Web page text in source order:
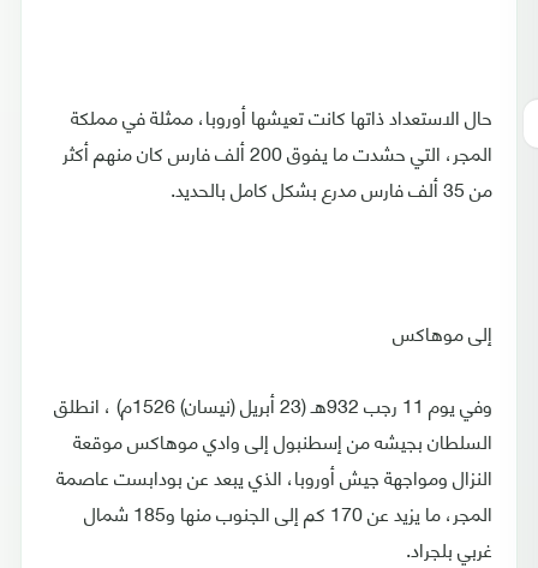
حال الاستعداد ذاتها كانت تعيشها أوروبا، ممثلة في مملكة
المجر، التي حشدت ما يفوق 200 ألف فارس كان منهم أكثر
من 35 ألف فارس مدرع بشكل كامل بالحديد.
إلى موهاكس
وفي يوم 11 رجب 932هـ (23 أبريل (نيسان) 1526م) ، انطلق
السلطان بجيشه من إسطنبول إلى وادي موهاكس موقعة
النزال ومواجهة جيش أوروبا، الذي يبعد عن بودابست عاصمة
المجر، ما يزيد عن 170 كم إلى الجنوب منها و185 شمال
غربي بلجراد.